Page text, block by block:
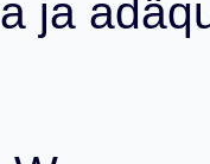
a ja adäq